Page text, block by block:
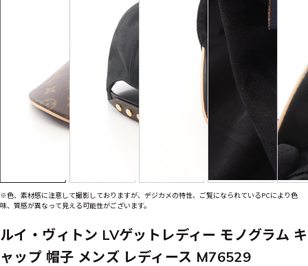
※色、素材感に注意して撮影しておりますが、デジカメの特性、ご覧になられているPCにより色
味、質感が異なって見える可能性がございます。
ルイ・ヴィトン LVゲットレディー モノグラム キ
ャップ 帽子 メンズ レディース M76529